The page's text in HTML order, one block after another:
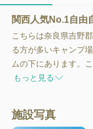
関西人気No.1自由
こちらは奈良県吉野
る方が多いキャンプ
ムの下にあります。
もっと見る
施設写真